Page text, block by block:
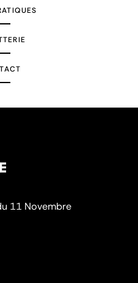
11 Novembre